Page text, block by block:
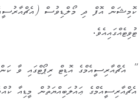
ކޮމިޝަން އޮފް ދި މޯލްޑިވުސް
ޓުވިޓެއްގައިއެވެ.
” އެޗްއާރިސީއެމްގެ އޮޑިޓް ރިޕޯޓްގައި ވާ
އެޗްއާރިސީއެމްގެ ޢައުލަބިއްޔަތުން މީޑިއާ